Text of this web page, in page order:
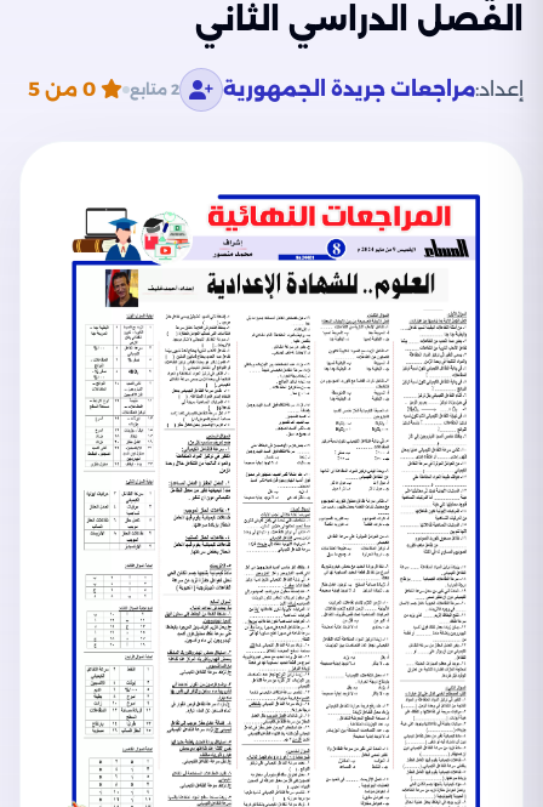
الفصل الدراسي الثاني
إعداد:مراجعات جريدة الجمهورية 2 متابع 0 من 5